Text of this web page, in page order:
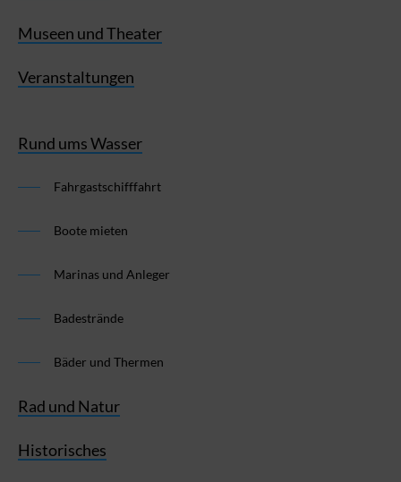
Museen und Theater
Veranstaltungen
Rund ums Wasser
Fahrgastschifffahrt
Boote mieten
Marinas und Anleger
Badestrände
Bäder und Thermen
Rad und Natur
Historisches